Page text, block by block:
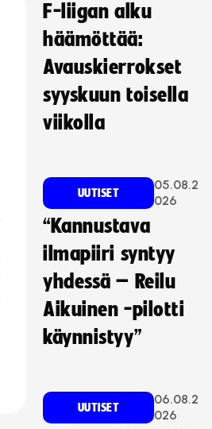
F-liigan alku
häämöttää:
Avauskierrokset
syyskuun toisella
viikolla
UUTISET
05.08.2
026
“Kannustava
ilmapiiri syntyy
yhdessä – Reilu
Aikuinen -pilotti
käynnistyy”
UUTISET
06.08.2
026